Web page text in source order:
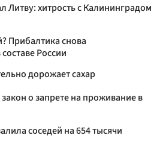
Литву: хитрость с Калининградом
Прибалтика снова
России
дорожает сахар
о запрете на проживание в
соседей на 654 тысячи